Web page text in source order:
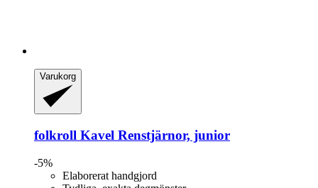
Varukorg
folkroll Kavel Renstjärnor, junior
-5%
Elaborerat handgjord